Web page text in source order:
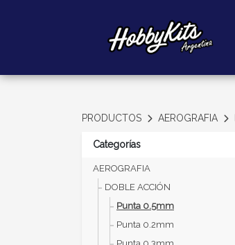
PRODUCTOS AEROGRAFIA
Categorías
AEROGRAFIA
DOBLE ACCIÓN
Punta 0.5mm
Punta 0.2mm